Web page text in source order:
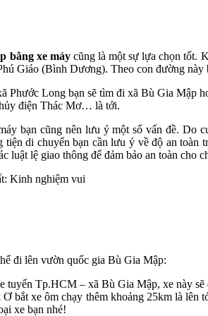
bằng xe máycũng là một sự lựa chọn tốt.
Giáo (Bình Dương). Theo con đường
Phước Long bạn sẽ tìm đi xã Bù Gia Mập
điện Thác Mơ… là tới.
bạn cũng nên lưu ý một số vấn đề. Do
di chuyển bạn cần lưu ý về độ an
lệ giao thông để đảm bảo an toàn cho
đi lên vườn quốc gia Bù Gia Mập:
Tp.HCM – xã Bù Gia Mập, xe này
xe ôm chạy thêm khoảng 25km là
xe bạn nhé!